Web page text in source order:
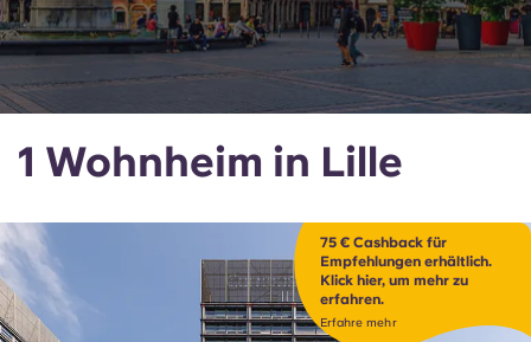
Español
Deutsch
Italian
French
1 Wohnheim in Lille
75 € Cashback für
Empfehlungen erhältlich.
Klick hier, um mehr zu
erfahren.
Erfahre mehr